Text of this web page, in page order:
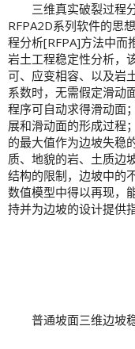
三维真实破裂过程
RFPA2D系列软件的思
程分析[RFPA]方法中而
岩土工程稳定性分析，
可、应变相容、以及岩
系数时，无需假定滑动
程序可自动求得滑动面
展和滑动面的形成过程
的最大值作为边坡失稳
质、地貌的岩、土质边
结构的限制，边坡中的
数值模型中得以再现，
持并为边坡的设计提供
普通坡面三维边坡